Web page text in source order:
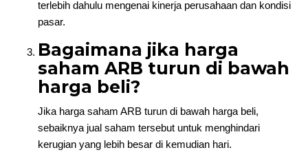
terlebih dahulu mengenai kinerja perusahaan dan kondisi
pasar.
Bagaimana jika harga
saham ARB turun di bawah
harga beli?
Jika harga saham ARB turun di bawah harga beli,
sebaiknya jual saham tersebut untuk menghindari
kerugian yang lebih besar di kemudian hari.